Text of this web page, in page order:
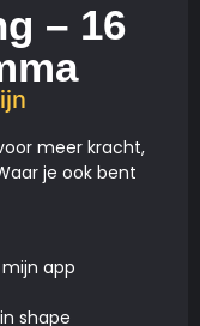
– 16
meer kracht,
je ook bent
app
shape